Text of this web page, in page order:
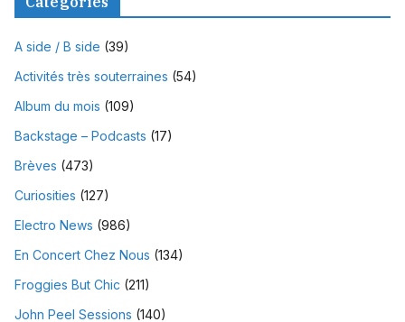
A side / B side (39)
Activités très souterraines (54)
Album du mois (109)
Backstage – Podcasts (17)
Brèves (473)
Curiosities (127)
Electro News (986)
En Concert Chez Nous (134)
Froggies But Chic (211)
John Peel Sessions (140)